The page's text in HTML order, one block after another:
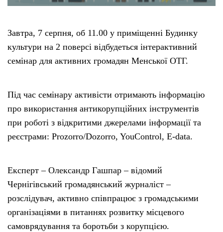
Завтра, 7 серпня, об 11.00 у приміщенні Будинку
культури на 2 поверсі відбудеться інтерактивний
семінар для активних громадян Менської ОТГ.
Під час семінару активісти отримають інформацію
про використання антикорупційних інструментів
при роботі з відкритими джерелами інформації та
реєстрами: Prozorro/Dozorro, YouControl, E-data.
Експерт – Олександр Гашпар – відомий
Чернігівський громадянський журналіст –
розслідувач, активно співпрацює з громадськими
організаціями в питаннях розвитку місцевого
самоврядування та боротьби з корупцією.